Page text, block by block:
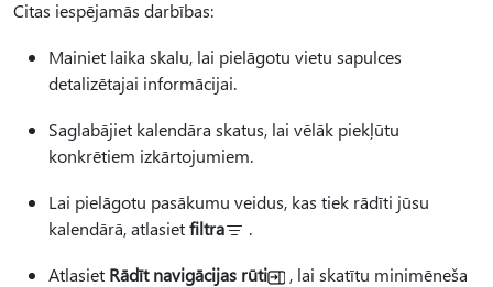
Citas iespējamās darbības:
Mainiet laika skalu, lai pielāgotu vietu sapulces
detalizētajai informācijai.
Saglabājiet kalendāra skatus, lai vēlāk piekļūtu
konkrētiem izkārtojumiem.
Lai pielāgotu pasākumu veidus, kas tiek rādīti jūsu
kalendārā, atlasietfiltra
.
Atlasiet Rādīt navigācijas rūti
, lai skatītu minimēneša